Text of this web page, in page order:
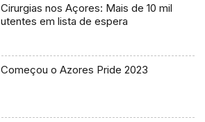
Cirurgias nos Açores: Mais de 10 mil
utentes em lista de espera
Começou o Azores Pride 2023